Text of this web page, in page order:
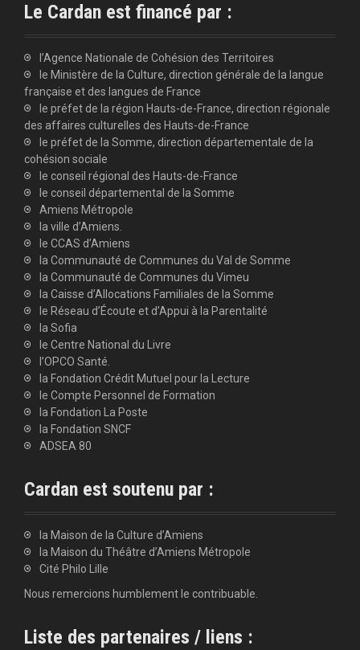
Le Cardan est financé par :
l’Agence Nationale de Cohésion des Territoires
le Ministère de la Culture, direction générale de la langue
française et des langues de France
le préfet de la région Hauts-de-France, direction régionale
des affaires culturelles des Hauts-de-France
le préfet de la Somme, direction départementale de la
cohésion sociale
le conseil régional des Hauts-de-France
le conseil départemental de la Somme
Amiens Métropole
la ville d’Amiens.
le CCAS d’Amiens
la Communauté de Communes du Val de Somme
la Communauté de Communes du Vimeu
la Caisse d’Allocations Familiales de la Somme
le Réseau d’Écoute et d’Appui à la Parentalité
la Sofia
le Centre National du Livre
l’OPCO Santé.
la Fondation Crédit Mutuel pour la Lecture
le Compte Personnel de Formation
la Fondation La Poste
la Fondation SNCF
ADSEA 80
Cardan est soutenu par :
la Maison de la Culture d’Amiens
la Maison du Théâtre d’Amiens Métropole
Cité Philo Lille
Nous remercions humblement le contribuable.
Liste des partenaires / liens :